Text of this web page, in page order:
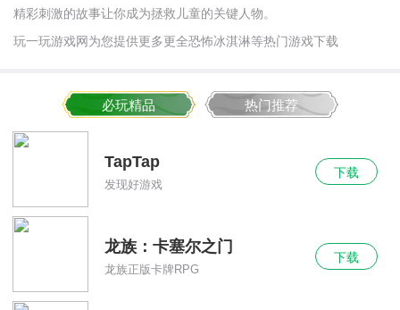
精彩刺激的故事让你成为拯救儿童的关键人物。
玩一玩游戏网为您提供更多更全恐怖冰淇淋等热门游戏下载
必玩精品 热门推荐
TapTap
发现好游戏
下载
龙族：卡塞尔之门
龙族正版卡牌RPG
下载